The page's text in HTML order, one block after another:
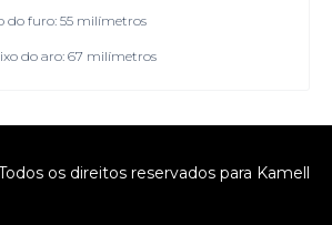
do furo: 55 milímetros
do aro: 67 milímetros
os direitos reservados para Kamell